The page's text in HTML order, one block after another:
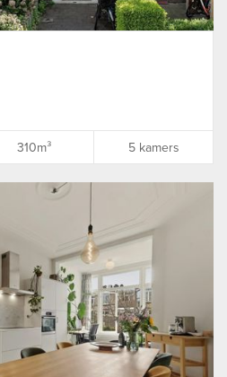
310m³ 5 kamers